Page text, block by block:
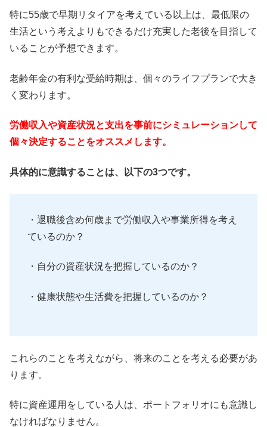
特に55歳で早期リタイアを考えている以上は、最低限の
生活という考えよりもできるだけ充実した老後を目指して
いることが予想できます。
老齢年金の有利な受給時期は、個々のライフプランで大き
く変わります。
労働収入や資産状況と支出を事前にシミュレーションして
個々決定することをオススメします。
具体的に意識することは、以下の3つです。
・退職後含め何歳まで労働収入や事業所得を考え
ているのか？
・自分の資産状況を把握しているのか？
・健康状態や生活費を把握しているのか？
これらのことを考えながら、将来のことを考える必要があ
ります。
特に資産運用をしている人は、ポートフォリオにも意識し
なければなりません。